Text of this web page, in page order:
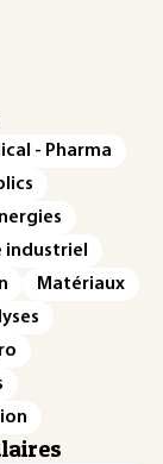
- Pharma
industriel
Matériaux